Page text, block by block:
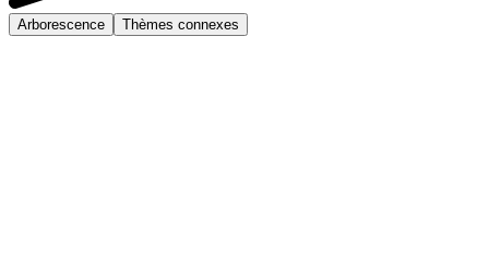
Arborescence Thèmes connexes